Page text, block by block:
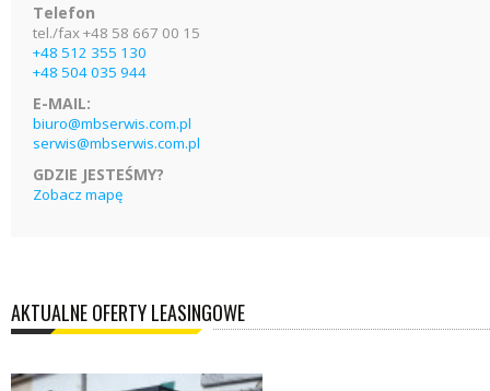
Telefon
tel./fax +48 58 667 00 15
+48 512 355 130
+48 504 035 944
E-MAIL:
biuro@mbserwis.com.pl
serwis@mbserwis.com.pl
GDZIE JESTEŚMY?
Zobacz mapę
AKTUALNE OFERTY LEASINGOWE